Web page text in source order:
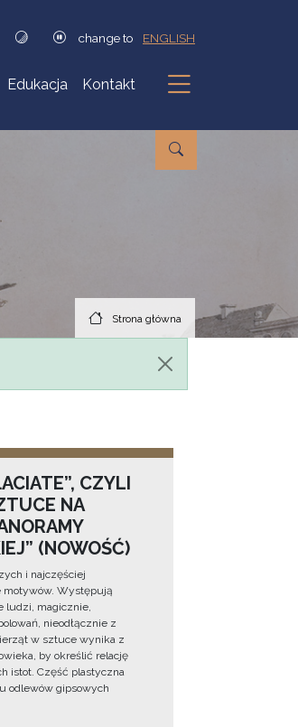
change to ENGLISH
Edukacja Kontakt
Podmenu
Strona główna
CZYLI
NA
(NOWOŚĆ)
i najczęściej
Występują
ludzi, magicznie,
nieodłącznie z
w sztuce wynika z
by określić relację
istot. Część plastyczna
odlewów gipsowych